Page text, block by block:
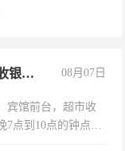
宾馆前台，超市收银员，淘宝客服 08月07日
宾馆前台，超市收
7点到10点的钟点